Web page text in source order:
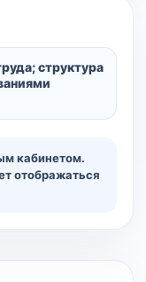
структура
кабинетом.
отображаться